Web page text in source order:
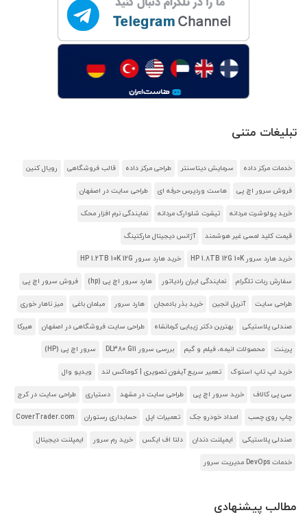
تبلیغات متنی
خدمات مرکز داده سرمایش دیتاسنتر طراحی مرکز داده قالب فروشگاهی رویال کنین
فروش سرور اچ پی هاست وردپرس حرفه ای طراحی سایت در اصفهان
خرید پولوشرت مردانه تیشرت شلوارک مردانه نمایندگی نرم افزار محک
قیمت کلید لمسی غیر هوشمند آژانس دیجیتال مارکتینگ
خرید هارد سرور HP 1.8TB 12G 10K خرید هارد سرور HP 1.2TB 10K 12G
سفارش ربات تلگرام نمایندگی ایران رادیاتور هارد سرور اچ پی (hp) فروش سرور اچ پی
طراحی سایت آنریل انجین خرید بذر بادمجان هارد سرور مبلمان باغی میز ناهار خوری
صندلی پلاستیکی بهترین دکتر زیبایی کرمانشاه طراحی سایت فروشگاهی در اصفهان هیرکا
پرینت محصولات انیمه، فیلم و گیم بررسی سرور DL380 G11 سرور اچ پی (HP)
خرید لپ تاپ استوک تعمیر سریع آیفون تصویری | کوماکس لند ویدیو وال
سی پی کالاف خرید سرور اچ پی طراحی سایت در مشهد دستیاری طراحی سایت در کرج
چاپ روی چسب امداد خودرو جک تعمیرات اپل حسابداری رستوران CoverTrader.com
صندلی پلاستیکی ایمپلنت دندان دلتا اف ایکس خرید رم سرور ایمپلنت دیجیتال
خدمات DevOps مدیریت سرور
مطالب پیشنهادی